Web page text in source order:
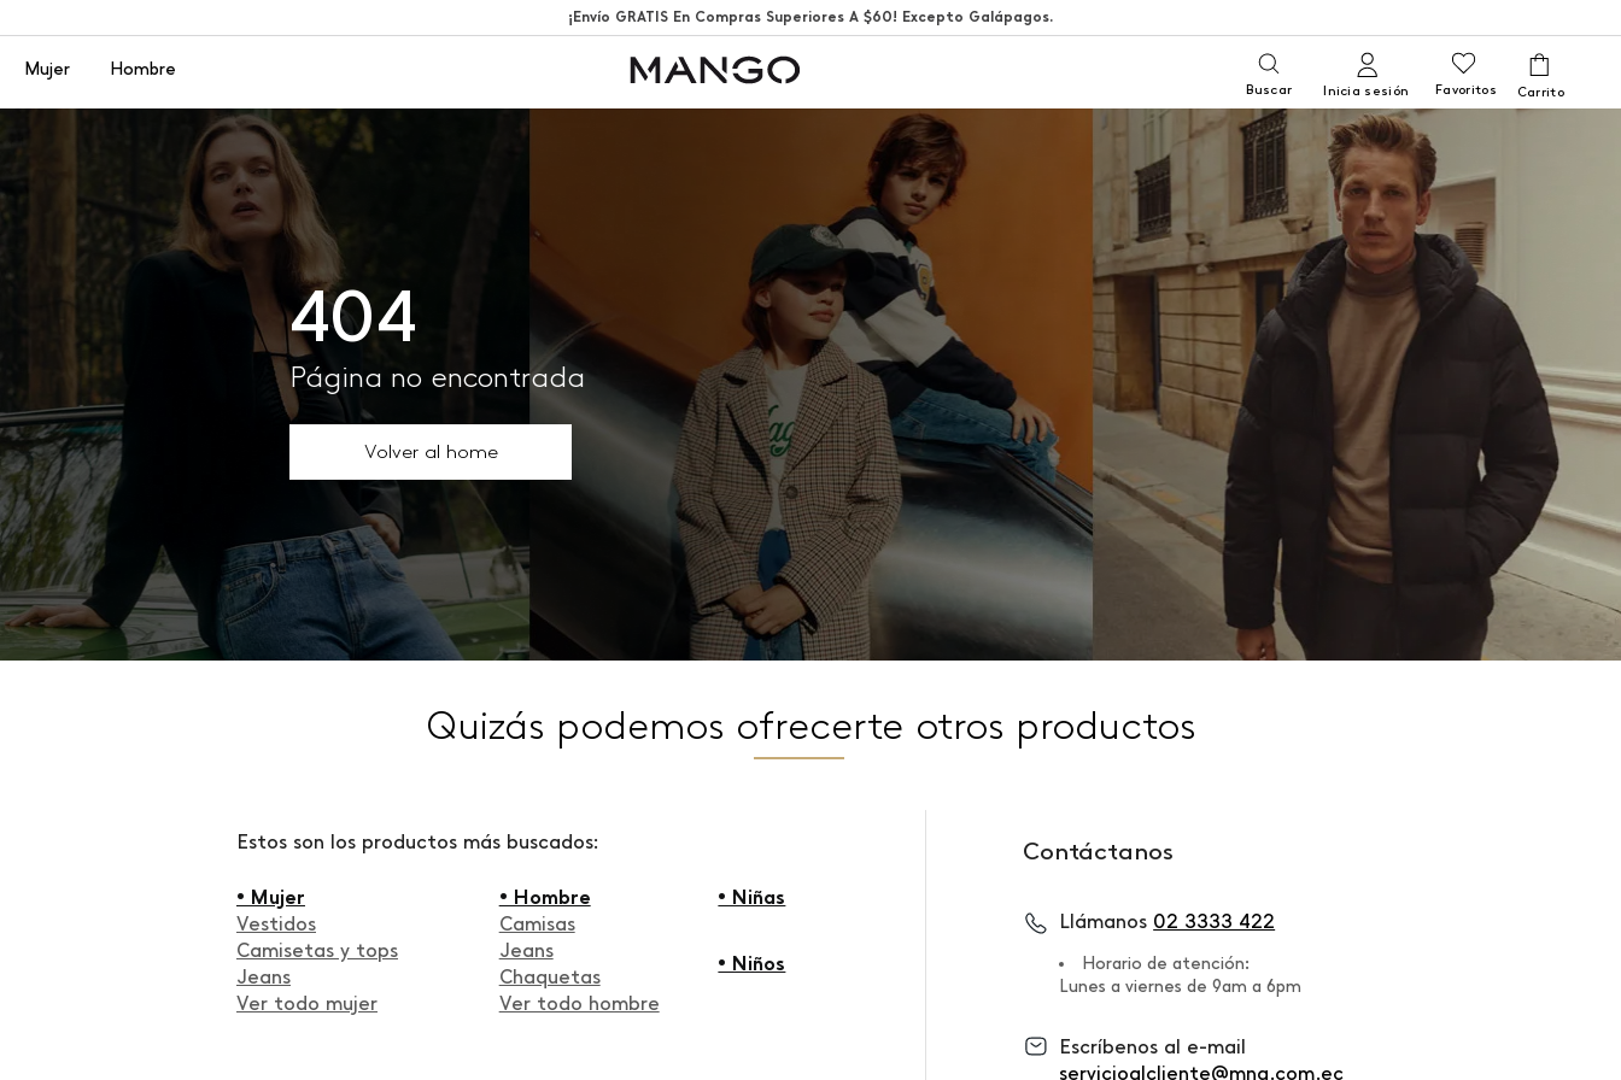
¡Envío GRATIS En Compras Superiores A $60! Excepto Galápagos.
Menú
Mujer Hombre
Buscar Inicia sesión Favoritos
404
Página no encontrada
Volver al home
Quizás podemos ofrecerte otros productos
Estos son los productos más buscados:
• Mujer
Vestidos
Camisetas y tops
Jeans
Ver todo mujer
• Hombre
Camisas
Jeans
Chaquetas
Ver todo hombre
• Niñas
• Niños
Contáctanos
Llámanos 02 3333 422
Horario de atención:
Lunes a viernes de 9am a 6pm
Escríbenos al e-mail
servicioalcliente@mng.com.ec